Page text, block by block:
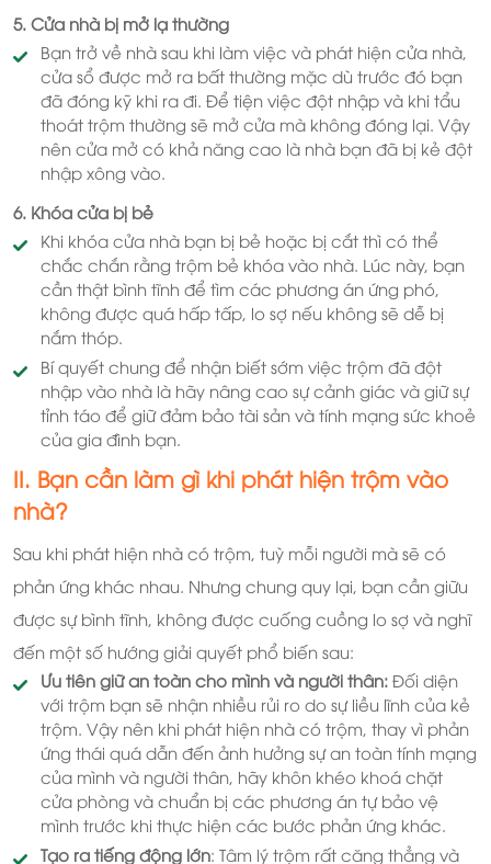
5. Cửa nhà bị mở lạ thường
Bạn trở về nhà sau khi làm việc và phát hiện cửa nhà,
cửa sổ được mở ra bất thường mặc dù trước đó bạn
đã đóng kỹ khi ra đi. Để tiện việc đột nhập và khi tẩu
thoát trộm thường sẽ mở cửa mà không đóng lại. Vậy
nên cửa mở có khả năng cao là nhà bạn đã bị kẻ đột
nhập xông vào.
6. Khóa cửa bị bẻ
Khi khóa cửa nhà bạn bị bẻ hoặc bị cắt thì có thể
chắc chắn rằng trộm bẻ khóa vào nhà. Lúc này, bạn
cần thật bình tĩnh để tìm các phương án ứng phó,
không được quá hấp tấp, lo sợ nếu không sẽ dễ bị
nắm thóp.
Bí quyết chung để nhận biết sớm việc trộm đã đột
nhập vào nhà là hãy nâng cao sự cảnh giác và giữ sự
tỉnh táo để giữ đảm bảo tài sản và tính mạng sức khoẻ
của gia đình bạn.
II. Bạn cần làm gì khi phát hiện trộm vào
nhà?
Sau khi phát hiện nhà có trộm, tuỳ mỗi người mà sẽ có
phản ứng khác nhau. Nhưng chung quy lại, bạn cần giữu
được sự bình tĩnh, không được cuống cuồng lo sợ và nghĩ
đến một số hướng giải quyết phổ biến sau:
Ưu tiên giữ an toàn cho mình và người thân: Đối diện
với trộm bạn sẽ nhận nhiều rủi ro do sự liều lĩnh của kẻ
trộm. Vậy nên khi phát hiện nhà có trộm, thay vì phản
ứng thái quá dẫn đến ảnh hưởng sự an toàn tính mạng
của mình và người thân, hãy khôn khéo khoá chặt
cửa phòng và chuẩn bị các phương án tự bảo vệ
mình trước khi thực hiện các bước phản ứng khác.
Tạo ra tiếng động lớn: Tâm lý trộm rất căng thẳng và